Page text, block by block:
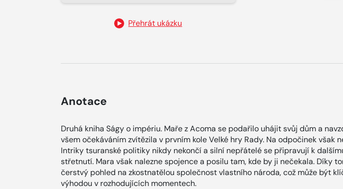
Přehrát ukázku
Anotace
Druhá kniha Ságy o impériu. Maře z Acoma se podařilo uhájit svůj dům a
všem očekáváním zvítězila v prvním kole Velké hry Rady. Na odpočinek však
Intriky tsuranské politiky nikdy nekončí a silní nepřátelé se připravují k
střetnutí. Mara však nalezne spojence a posilu tam, kde by ji nečekala. Díky
čerstvý pohled na zkostnatělou společnost vlastního národa, což může být
výhodou v rozhodujících momentech.